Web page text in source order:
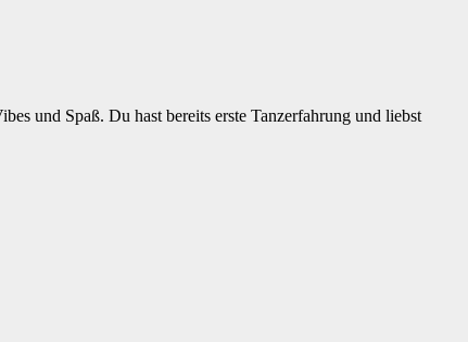
und Spaß. Du hast bereits erste Tanzerfahrung und liebst